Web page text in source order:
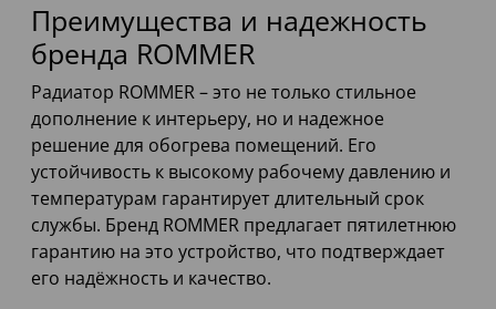
Преимущества и надежность
бренда ROMMER
Радиатор ROMMER – это не только стильное
дополнение к интерьеру, но и надежное
решение для обогрева помещений. Его
устойчивость к высокому рабочему давлению и
температурам гарантирует длительный срок
службы. Бренд ROMMER предлагает пятилетнюю
гарантию на это устройство, что подтверждает
его надёжность и качество.